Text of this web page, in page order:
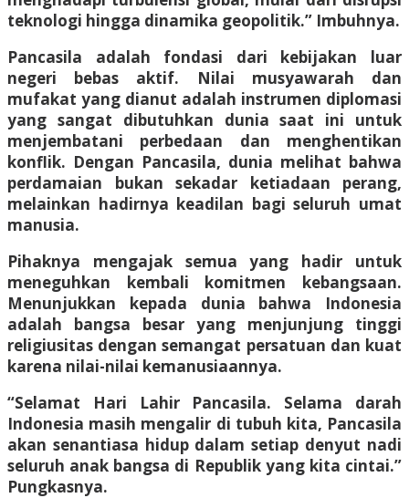
teknologi hingga dinamika geopolitik.” Imbuhnya.
Pancasila adalah fondasi dari kebijakan luar
negeri bebas aktif. Nilai musyawarah dan
mufakat yang dianut adalah instrumen diplomasi
yang sangat dibutuhkan dunia saat ini untuk
menjembatani perbedaan dan menghentikan
konflik. Dengan Pancasila, dunia melihat bahwa
perdamaian bukan sekadar ketiadaan perang,
melainkan hadirnya keadilan bagi seluruh umat
manusia.
Pihaknya mengajak semua yang hadir untuk
meneguhkan kembali komitmen kebangsaan.
Menunjukkan kepada dunia bahwa Indonesia
adalah bangsa besar yang menjunjung tinggi
religiusitas dengan semangat persatuan dan kuat
karena nilai-nilai kemanusiaannya.
“Selamat Hari Lahir Pancasila. Selama darah
Indonesia masih mengalir di tubuh kita, Pancasila
akan senantiasa hidup dalam setiap denyut nadi
seluruh anak bangsa di Republik yang kita cintai.”
Pungkasnya.